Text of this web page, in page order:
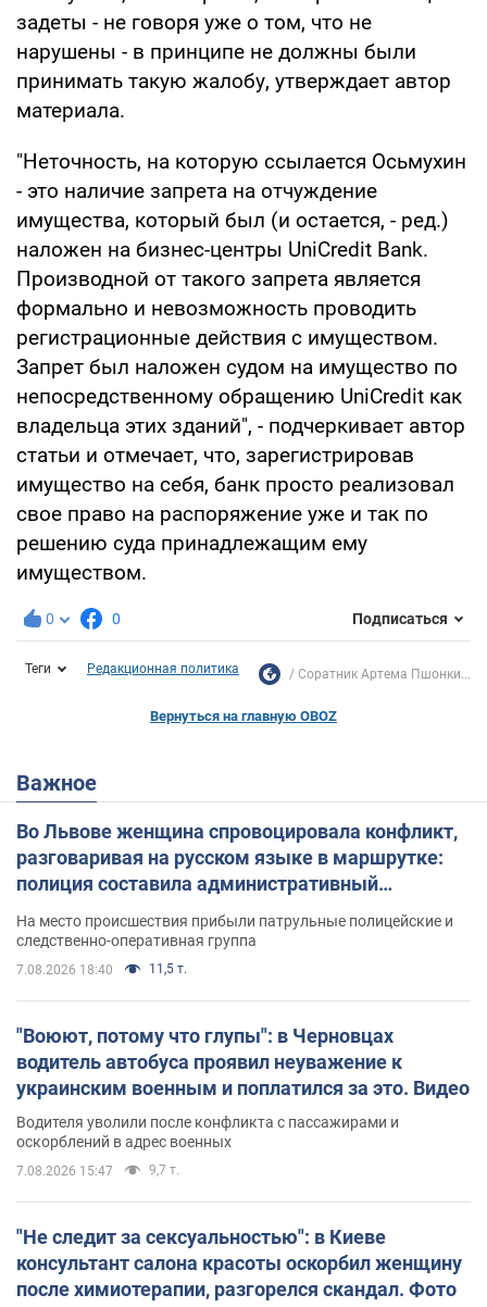
задеты - не говоря уже о том, что не
нарушены - в принципе не должны были
принимать такую жалобу, утверждает автор
материала.
"Неточность, на которую ссылается Осьмухин
- это наличие запрета на отчуждение
имущества, который был (и остается, - ред.)
наложен на бизнес-центры UniCredit Bank.
Производной от такого запрета является
формально и невозможность проводить
регистрационные действия с имуществом.
Запрет был наложен судом на имущество по
непосредственному обращению UniCredit как
владельца этих зданий", - подчеркивает автор
статьи и отмечает, что, зарегистрировав
имущество на себя, банк просто реализовал
свое право на распоряжение уже и так по
решению суда принадлежащим ему
имуществом.
0 0 Подписаться
Теги Редакционная политика Соратник Артема Пшонки...
Вернуться на главную OBOZ
Важное
Во Львове женщина спровоцировала конфликт,
разговаривая на русском языке в маршрутке:
полиция составила административный
На место происшествия прибыли патрульные полицейские и
следственно-оперативная группа
7.08.2026 18:40 11,5 т.
"Воюют, потому что глупы": в Черновцах
водитель автобуса проявил неуважение к
украинским военным и поплатился за это. Видео
Водителя уволили после конфликта с пассажирами и
оскорблений в адрес военных
7.08.2026 15:47 9,7 т.
"Не следит за сексуальностью": в Киеве
консультант салона красоты оскорбил женщину
после химиотерапии, разгорелся скандал. Фото